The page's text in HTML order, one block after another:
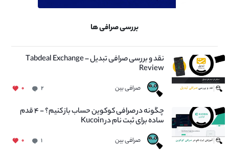
بررسی صرافی ها
نقد و بررسی صرافی تبدیل – Tabdeal Exchange
Review
صرافی بین ۲ ۰
چگونه در صرافی کوکوین حساب باز کنیم؟ - ۴ قدم
ساده برای ثبت نام در Kucoin
صرافی بین ۱ ۰